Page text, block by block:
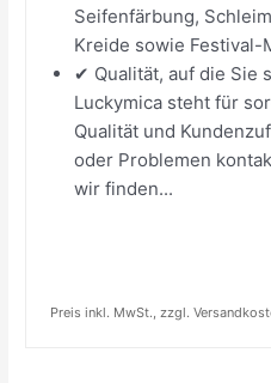
Seifenfärbung,
Kreide sowie Festival-
✔ Qualität, auf die Sie
Luckymica steht für
Qualität und
oder Problemen
wir finden...
Preis inkl. MwSt., zzgl.